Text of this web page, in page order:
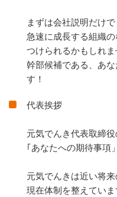
まずは会社説明だけ
急速に成長する組織
つけられるかもしれま
幹部候補である、あ
す！
代表挨拶
元気でんき代表取締役
｢あなたへの期待事項
元気でんきは近い将
現在体制を整えていま